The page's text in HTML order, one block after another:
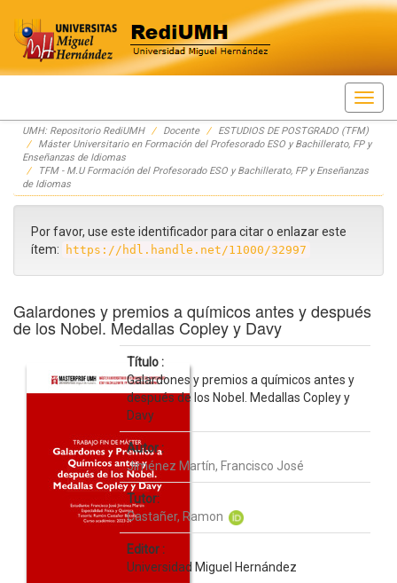
Skip
navigation
UMH: Repositorio RediUMH Docente
ESTUDIOS DE POSTGRADO (TFM)
Máster Universitario en Formación del Profesorado ESO y Bachillerato, FP y
Enseñanzas de Idiomas
TFM - M.U Formación del Profesorado ESO y Bachillerato, FP y Enseñanzas
de Idiomas
Por favor, use este identificador para citar o enlazar este
ítem:
https://hdl.handle.net/11000/32997
Galardones y premios a químicos antes y después
de los Nobel. Medallas Copley y Davy
Título :
Galardones y premios a químicos antes y
después de los Nobel. Medallas Copley y
Davy
Autor :
Jiménez Martín, Francisco José
Tutor:
Castañer, Ramon
Editor :
Universidad Miguel Hernández